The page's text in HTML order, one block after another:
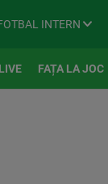
INTERN
FAȚA LA JOC